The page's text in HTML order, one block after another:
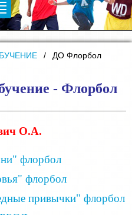
ДО Флорбол
- Флорбол
О.А.
флорбол
флорбол
привычки" флорбол